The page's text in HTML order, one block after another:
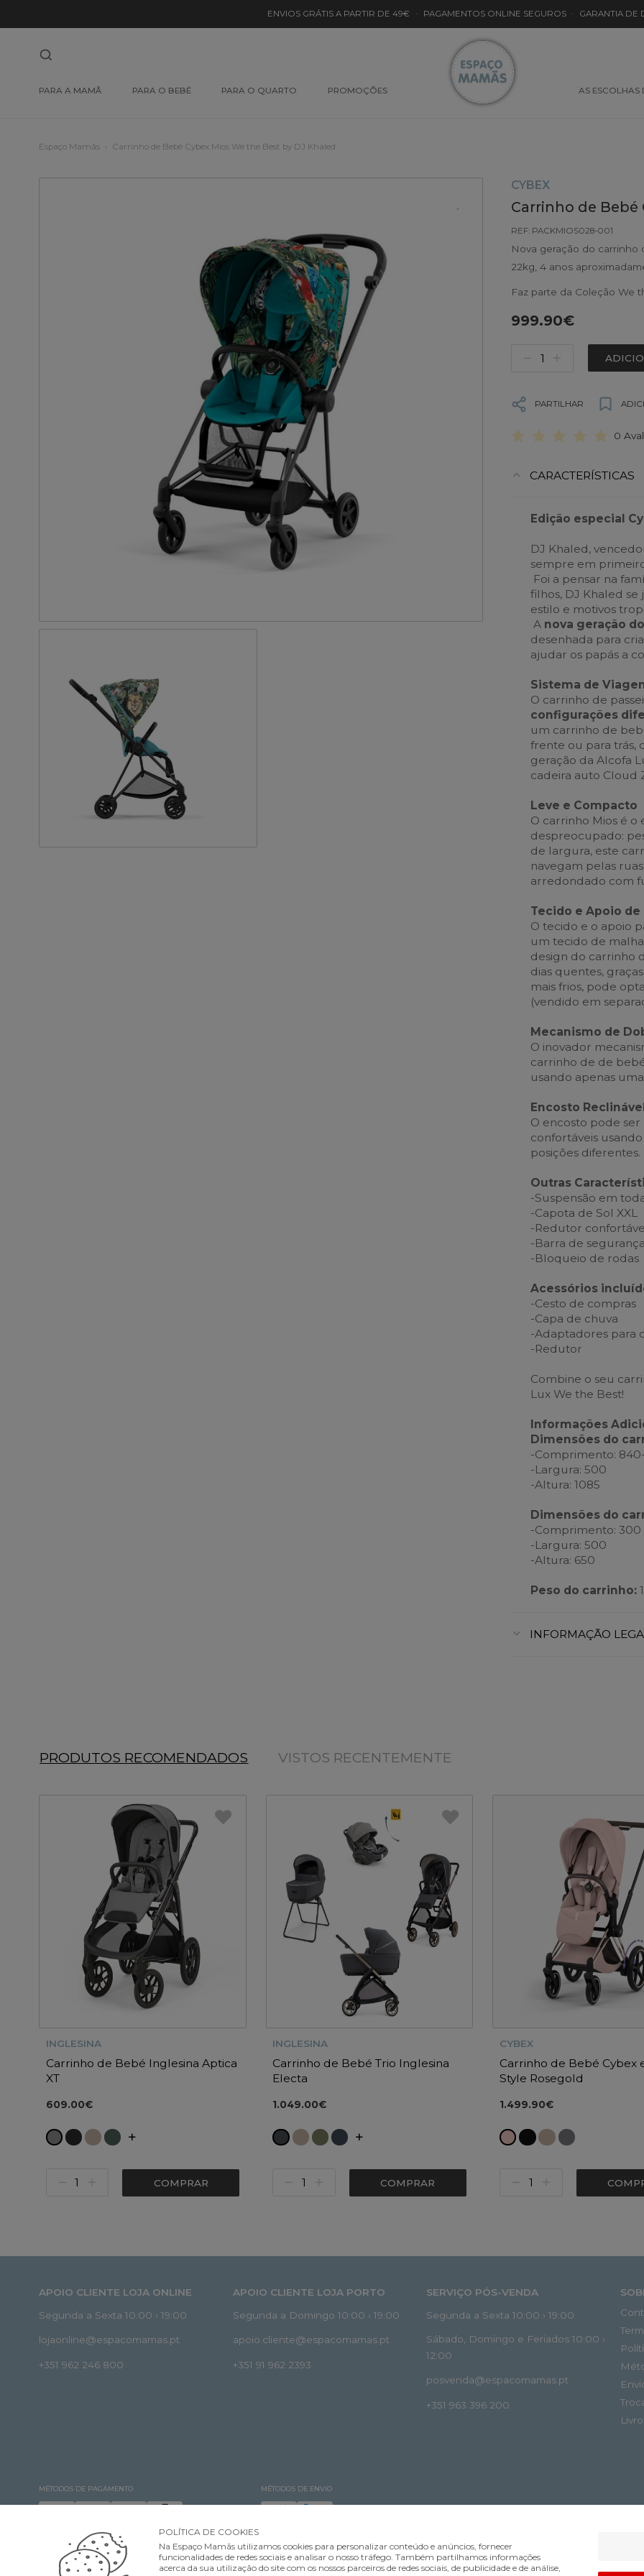
ENVIOS GRÁTIS A PARTIR DE 49€ · PAGAMENTOS ONLINE SEGUROS · GARANTIA DE
PARA A MAMÃ PARA O BEBÉ PARA O QUARTO PROMOÇÕES AS ESCOLHAS
Espaço Mamãs Carrinho de Bebé Cybex Mios We the Best by DJ Khaled
CYBEX
Carrinho de Bebé
REF: PACKMIOS028-001
Nova geração do carrinho
22kg, 4 anos
Faz parte da Coleção We
999.90€
PARTILHAR
0
CARACTERÍSTICAS
Edição especial
DJ Khaled,
sempre em
Foi a pensar na
filhos, DJ Khaled
estilo e motivos
A nova geração
desenhada para
ajudar os papás a
Sistema de
O carrinho de
configurações
um carrinho de
frente ou para trás,
geração da Alcofa
cadeira auto Cloud
Leve e Compacto
O carrinho Mios é
despreocupado:
de largura, este
navegam pelas
arredondado com
Tecido e Apoio de
O tecido e o apoio
um tecido de
design do carrinho
dias quentes,
mais frios, pode
(vendido em
Mecanismo de
O inovador
carrinho de de
usando apenas
Encosto
O encosto pode
confortáveis
posições diferentes.
Outras
-Suspensão em
-Capota de Sol XXL
-Redutor
-Barra de
-Bloqueio de rodas
Acessórios
-Cesto de compras
-Capa de chuva
-Adaptadores para
-Redutor
Combine o seu
Lux We the Best!
Informações
Dimensões do
-Comprimento:
-Largura: 500
-Altura: 1085
Dimensões do
-Comprimento: 300
-Largura: 500
-Altura: 650
Peso do carrinho:
INFORMAÇÃO
PRODUTOS RECOMENDADOS VISTOS RECENTEMENTE
INGLESINA
Carrinho de Bebé Inglesina Aptica
XT
609.00€
COMPRAR
INGLESINA
Carrinho de Bebé Trio Inglesina
Electa
1.049.00€
COMPRAR
CYBEX
Carrinho de Bebé Cybex
Style Rosegold
1.499.90€
APOIO CLIENTE LOJA ONLINE
Segunda a Sexta 10:00 › 19:00
lojaonline@espacomamas.pt
+351 962 246 800
APOIO CLIENTE LOJA PORTO
Segunda a Domingo 10:00 › 19:00
apoio.cliente@espacomamas.pt
+351 91 962 2393
SERVIÇO PÓS-VENDA
Segunda a Sexta 10:00 › 19:00
Sábado, Domingo e Feriados 10:00 ›
12:00
posvenda@espacomamas.pt
+351 963 396 200
MÉTODOS DE PAGAMENTO MÉTODOS DE ENVIO
POLÍTICA DE COOKIES
Na Espaço Mamãs utilizamos cookies para personalizar conteúdo e anúncios, fornecer
funcionalidades de redes sociais e analisar o nosso tráfego. Também partilhamos informações
acerca da sua utilização do site com os nossos parceiros de redes sociais, de publicidade e de análise,